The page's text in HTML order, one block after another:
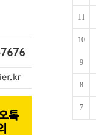
11
10
9
8
7